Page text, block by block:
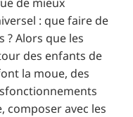
: que faire de
? Alors que les
des enfants de
la moue, des
composer avec les